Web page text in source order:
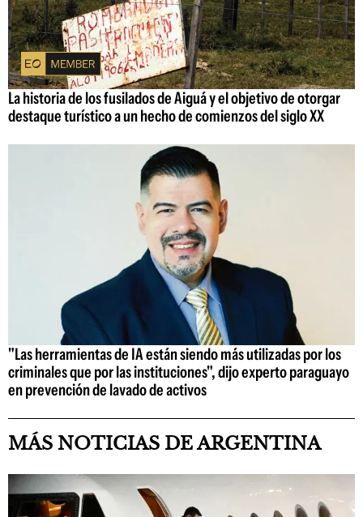
La historia de los fusilados de Aiguá y el objetivo de otorgar
destaque turístico a un hecho de comienzos del siglo XX
"Las herramientas de IA están siendo más utilizadas por los
criminales que por las instituciones", dijo experto paraguayo
en prevención de lavado de activos
MÁS NOTICIAS DE ARGENTINA